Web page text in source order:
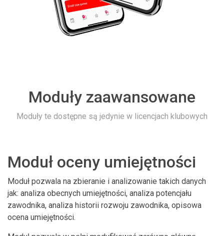
Moduły zaawansowane
Moduły te dostępne są jedynie w licencjach klubowych
Moduł oceny umiejętności
Moduł pozwala na zbieranie i analizowanie takich danych
jak: analiza obecnych umiejętności, analiza potencjału
zawodnika, analiza historii rozwoju zawodnika, opisowa
ocena umiejętności.